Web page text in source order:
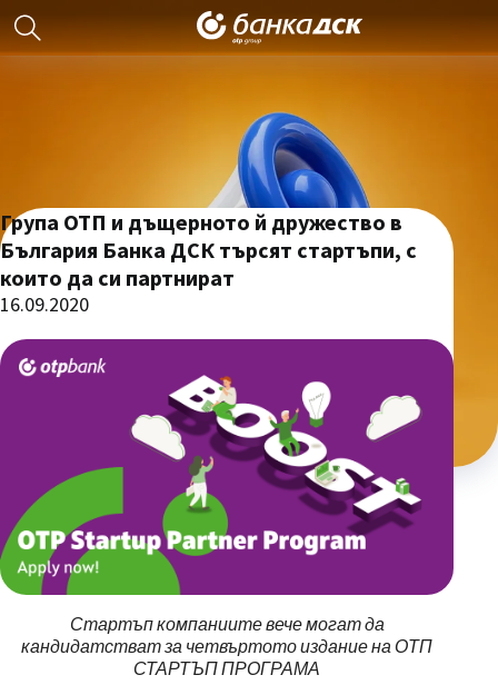
Група ОТП и дъщерното й дружество в
България Банка ДСК търсят стартъпи, с
които да си партнират
16.09.2020
Стартъп компаниите вече могат да
кандидатстват за четвъртото издание на ОТП
СТАРТЪП ПРОГРАМА